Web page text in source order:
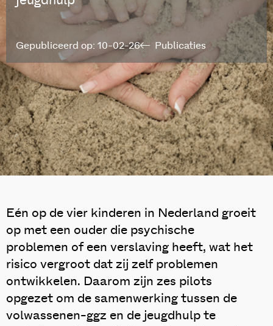
Publicaties
Gepubliceerd op: 10-02-26
Eén op de vier kinderen in Nederland groeit
op met een ouder die psychische
problemen of een verslaving heeft, wat het
risico vergroot dat zij zelf problemen
ontwikkelen. Daarom zijn zes pilots
opgezet om de samenwerking tussen de
volwassenen-ggz en de jeugdhulp te